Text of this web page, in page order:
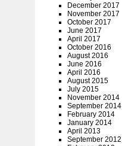
December 2017
November 2017
October 2017
June 2017
April 2017
October 2016
August 2016
June 2016
April 2016
August 2015
July 2015
November 2014
September 2014
February 2014
January 2014
April 2013
September 2012